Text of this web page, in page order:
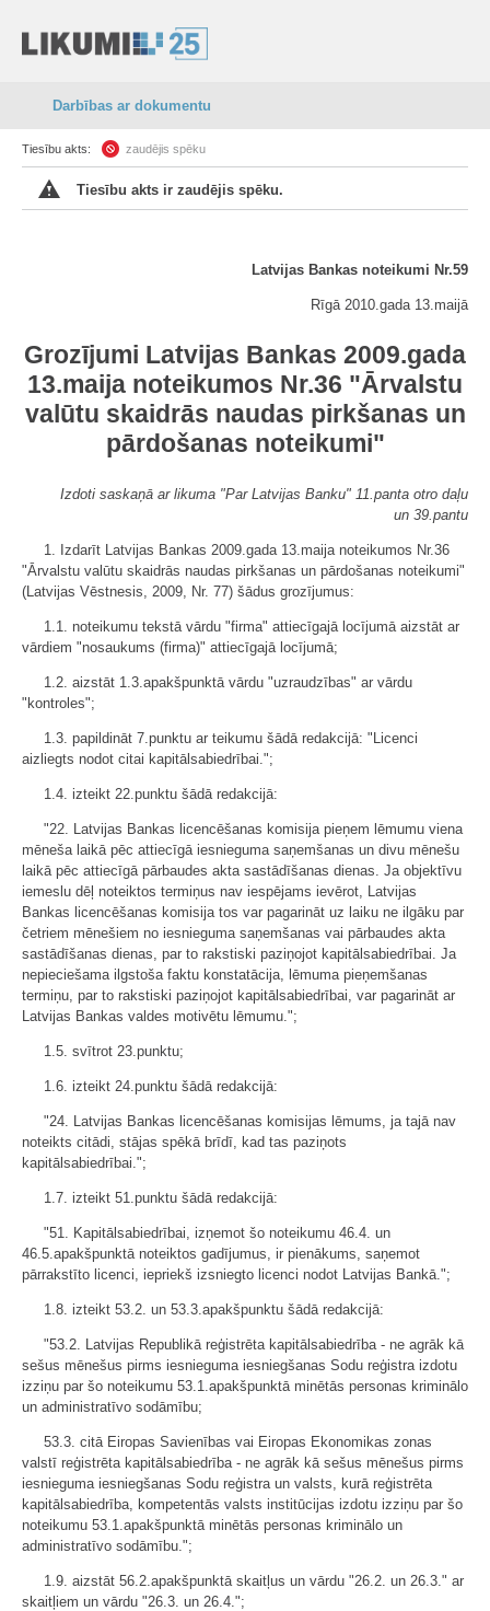
Darbības ar dokumentu
Tiesību akts: zaudējis spēku
Tiesību akts ir zaudējis spēku.
Latvijas Bankas noteikumi Nr.59
Rīgā 2010.gada 13.maijā
Grozījumi Latvijas Bankas 2009.gada
13.maija noteikumos Nr.36 "Ārvalstu
valūtu skaidrās naudas pirkšanas un
pārdošanas noteikumi"
Izdoti saskaņā ar likuma "Par Latvijas Banku" 11.panta otro daļu
un 39.pantu
1. Izdarīt Latvijas Bankas 2009.gada 13.maija noteikumos Nr.36
"Ārvalstu valūtu skaidrās naudas pirkšanas un pārdošanas noteikumi"
(Latvijas Vēstnesis, 2009, Nr. 77) šādus grozījumus:
1.1. noteikumu tekstā vārdu "firma" attiecīgajā locījumā aizstāt ar
vārdiem "nosaukums (firma)" attiecīgajā locījumā;
1.2. aizstāt 1.3.apakšpunktā vārdu "uzraudzības" ar vārdu
"kontroles";
1.3. papildināt 7.punktu ar teikumu šādā redakcijā: "Licenci
aizliegts nodot citai kapitālsabiedrībai.";
1.4. izteikt 22.punktu šādā redakcijā:
"22. Latvijas Bankas licencēšanas komisija pieņem lēmumu viena
mēneša laikā pēc attiecīgā iesnieguma saņemšanas un divu mēnešu
laikā pēc attiecīgā pārbaudes akta sastādīšanas dienas. Ja objektīvu
iemeslu dēļ noteiktos termiņus nav iespējams ievērot, Latvijas
Bankas licencēšanas komisija tos var pagarināt uz laiku ne ilgāku par
četriem mēnešiem no iesnieguma saņemšanas vai pārbaudes akta
sastādīšanas dienas, par to rakstiski paziņojot kapitālsabiedrībai. Ja
nepieciešama ilgstoša faktu konstatācija, lēmuma pieņemšanas
termiņu, par to rakstiski paziņojot kapitālsabiedrībai, var pagarināt ar
Latvijas Bankas valdes motivētu lēmumu.";
1.5. svītrot 23.punktu;
1.6. izteikt 24.punktu šādā redakcijā:
"24. Latvijas Bankas licencēšanas komisijas lēmums, ja tajā nav
noteikts citādi, stājas spēkā brīdī, kad tas paziņots
kapitālsabiedrībai.";
1.7. izteikt 51.punktu šādā redakcijā:
"51. Kapitālsabiedrībai, izņemot šo noteikumu 46.4. un
46.5.apakšpunktā noteiktos gadījumus, ir pienākums, saņemot
pārrakstīto licenci, iepriekš izsniegto licenci nodot Latvijas Bankā.";
1.8. izteikt 53.2. un 53.3.apakšpunktu šādā redakcijā:
"53.2. Latvijas Republikā reģistrēta kapitālsabiedrība - ne agrāk kā
sešus mēnešus pirms iesnieguma iesniegšanas Sodu reģistra izdotu
izziņu par šo noteikumu 53.1.apakšpunktā minētās personas kriminālo
un administratīvo sodāmību;
53.3. citā Eiropas Savienības vai Eiropas Ekonomikas zonas
valstī reģistrēta kapitālsabiedrība - ne agrāk kā sešus mēnešus pirms
iesnieguma iesniegšanas Sodu reģistra un valsts, kurā reģistrēta
kapitālsabiedrība, kompetentās valsts institūcijas izdotu izziņu par šo
noteikumu 53.1.apakšpunktā minētās personas kriminālo un
administratīvo sodāmību.";
1.9. aizstāt 56.2.apakšpunktā skaitļus un vārdu "26.2. un 26.3." ar
skaitļiem un vārdu "26.3. un 26.4.";